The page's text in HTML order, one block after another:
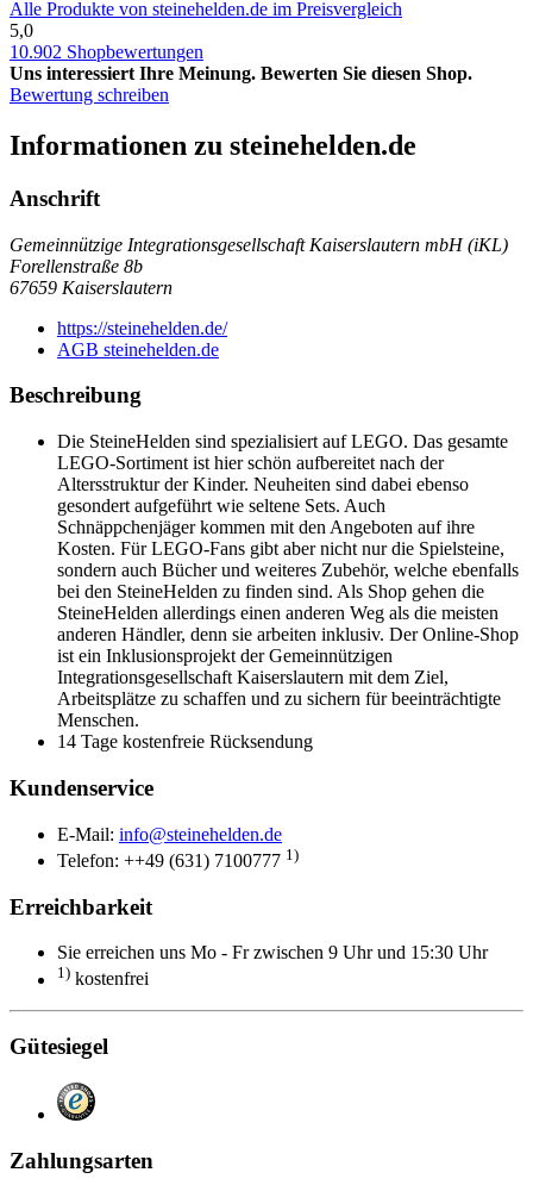
Alle Produkte von steinehelden.de im Preisvergleich
5,0
10.902 Shopbewertungen
Uns interessiert Ihre Meinung. Bewerten Sie diesen Shop.
Bewertung schreiben
Informationen zu steinehelden.de
Anschrift
Gemeinnützige Integrationsgesellschaft Kaiserslautern mbH (iKL)
Forellenstraße 8b
67659 Kaiserslautern
https://steinehelden.de/
AGB steinehelden.de
Beschreibung
Die SteineHelden sind spezialisiert auf LEGO. Das gesamte
LEGO-Sortiment ist hier schön aufbereitet nach der
Altersstruktur der Kinder. Neuheiten sind dabei ebenso
gesondert aufgeführt wie seltene Sets. Auch
Schnäppchenjäger kommen mit den Angeboten auf ihre
Kosten. Für LEGO-Fans gibt aber nicht nur die Spielsteine,
sondern auch Bücher und weiteres Zubehör, welche ebenfalls
bei den SteineHelden zu finden sind. Als Shop gehen die
SteineHelden allerdings einen anderen Weg als die meisten
anderen Händler, denn sie arbeiten inklusiv. Der Online-Shop
ist ein Inklusionsprojekt der Gemeinnützigen
Integrationsgesellschaft Kaiserslautern mit dem Ziel,
Arbeitsplätze zu schaffen und zu sichern für beeinträchtigte
Menschen.
14 Tage kostenfreie Rücksendung
Kundenservice
E-Mail: info@steinehelden.de
Telefon: ++49 (631) 7100777 1)
Erreichbarkeit
Sie erreichen uns Mo - Fr zwischen 9 Uhr und 15:30 Uhr
1) kostenfrei
Gütesiegel
Zahlungsarten